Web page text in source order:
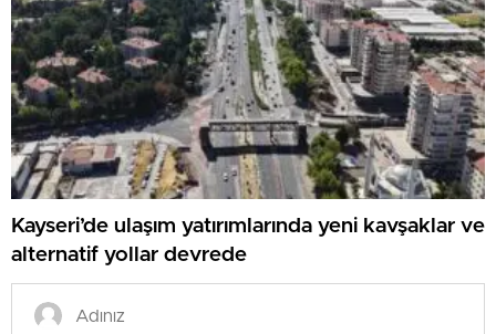
Kayseri’de ulaşım yatırımlarında yeni kavşaklar ve
alternatif yollar devrede